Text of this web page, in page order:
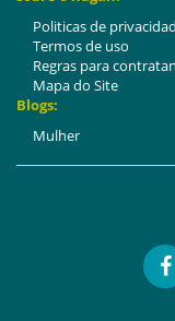
Politicas de
Termos de uso
Regras para
Mapa do Site
Blogs:
Mulher